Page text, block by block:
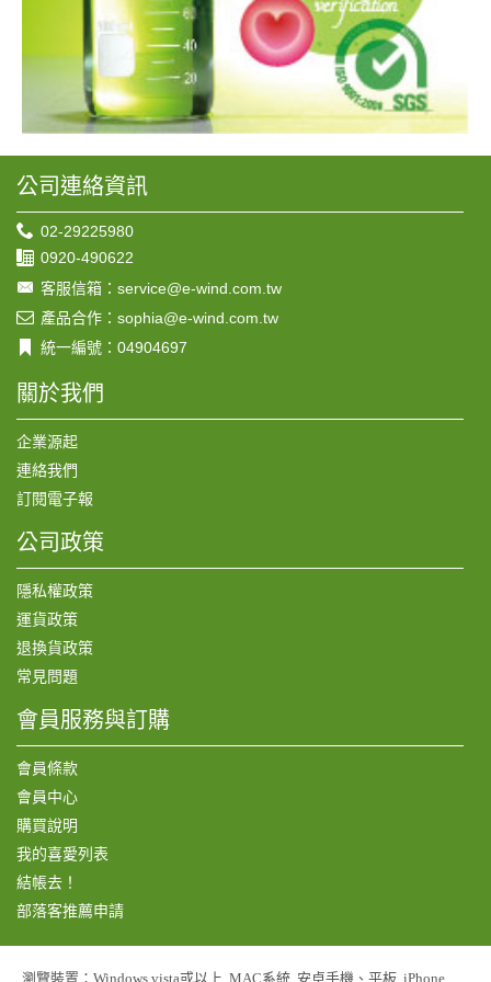
公司連絡資訊
02-29225980
0920-490622
客服信箱：service@e-wind.com.tw
產品合作：sophia@e-wind.com.tw
統一編號：04904697
關於我們
企業源起
連絡我們
訂閱電子報
公司政策
隱私權政策
運貨政策
退換貨政策
常見問題
會員服務與訂購
會員條款
會員中心
購買說明
我的喜愛列表
結帳去！
部落客推薦申請
瀏覽裝置：Windows vista或以上, MAC系統, 安卓手機、平板, iPhone,